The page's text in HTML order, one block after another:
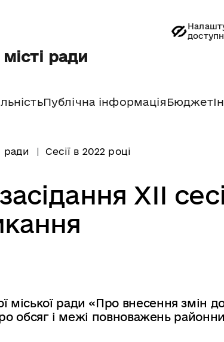
ради
Публічна інформація Бюджет
ради Сесії в 2022 році
XII
міської ради «Про внесення змін
обсяг і межі повноважень